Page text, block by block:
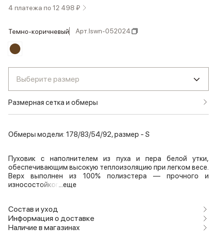
4 платежа по 12 498 ₽
темно-коричневый Арт.lswn-052024
Выберите размер
Размерная сетка и обмеры
Обмеры модели: 178/83/54/92, размер - S
Пуховик с наполнителем из пуха и пера белой утки,
обеспечивающим высокую теплоизоляцию при легком весе.
Верх выполнен из 100% полиэстера — прочного и
износостойког ...еще
Состав и уход
Информация о доставке
Наличие в магазинах